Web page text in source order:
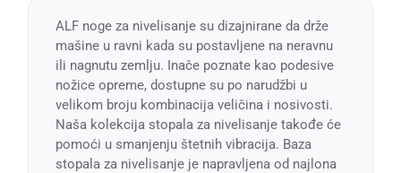
ALF noge za nivelisanje su dizajnirane da drže
mašine u ravni kada su postavljene na neravnu
ili nagnutu zemlju. Inače poznate kao podesive
nožice opreme, dostupne su po narudžbi u
velikom broju kombinacija veličina i nosivosti.
Naša kolekcija stopala za nivelisanje takođe će
pomoći u smanjenju štetnih vibracija. Baza
stopala za nivelisanje je napravljena od najlona